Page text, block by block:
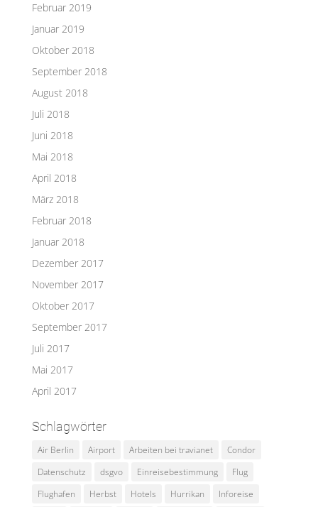
Februar 2019
Januar 2019
Oktober 2018
September 2018
August 2018
Juli 2018
Juni 2018
Mai 2018
April 2018
März 2018
Februar 2018
Januar 2018
Dezember 2017
November 2017
Oktober 2017
September 2017
Juli 2017
Mai 2017
April 2017
Schlagwörter
Air Berlin Airport Arbeiten bei travianet
Condor
Datenschutz
dsgvo Einreisebestimmung
Flug
Flughafen
Herbst Hotels Hurrikan
Inforeise